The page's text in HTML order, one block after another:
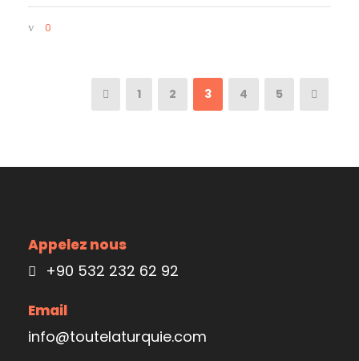
0
1 2 3 4 5
Appelez nous
+90 532 232 62 92
Email
info@toutelaturquie.com